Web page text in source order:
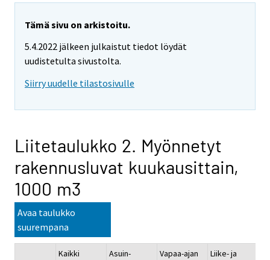
Tämä sivu on arkistoitu.
5.4.2022 jälkeen julkaistut tiedot löydät
uudistetulta sivustolta.
Siirry uudelle tilastosivulle
Liitetaulukko 2. Myönnetyt
rakennusluvat kuukausittain,
1000 m3
Avaa taulukko
suurempana
Kaikki
Asuin-
Vapaa-ajan
Liike- ja